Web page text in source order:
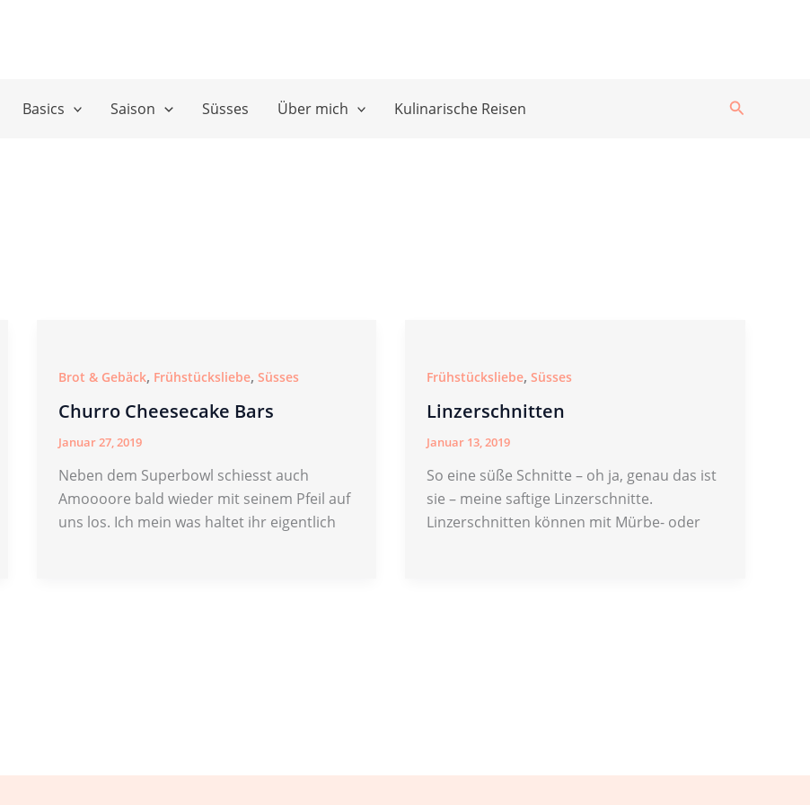
Basics Saison Süsses Über mich Kulinarische Reisen Suchen
Brot & Gebäck, Frühstücksliebe, Süsses
Churro Cheesecake Bars
Januar 27, 2019
Neben dem Superbowl schiesst auch
Amoooore bald wieder mit seinem Pfeil auf
uns los. Ich mein was haltet ihr eigentlich
Frühstücksliebe,Süsses
Linzerschnitten
Januar 13, 2019
So eine süße Schnitte – oh ja, genau das ist
sie – meine saftige Linzerschnitte.
Linzerschnitten können mit Mürbe- oder